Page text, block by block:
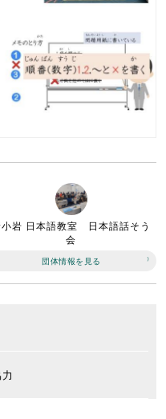
小岩 日本語教室 日本語話そう
会
団体情報を見る